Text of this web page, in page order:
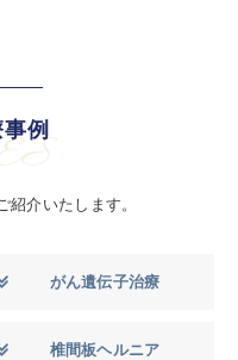
例
紹介いたします。
がん遺伝子治療
椎間板ヘルニア